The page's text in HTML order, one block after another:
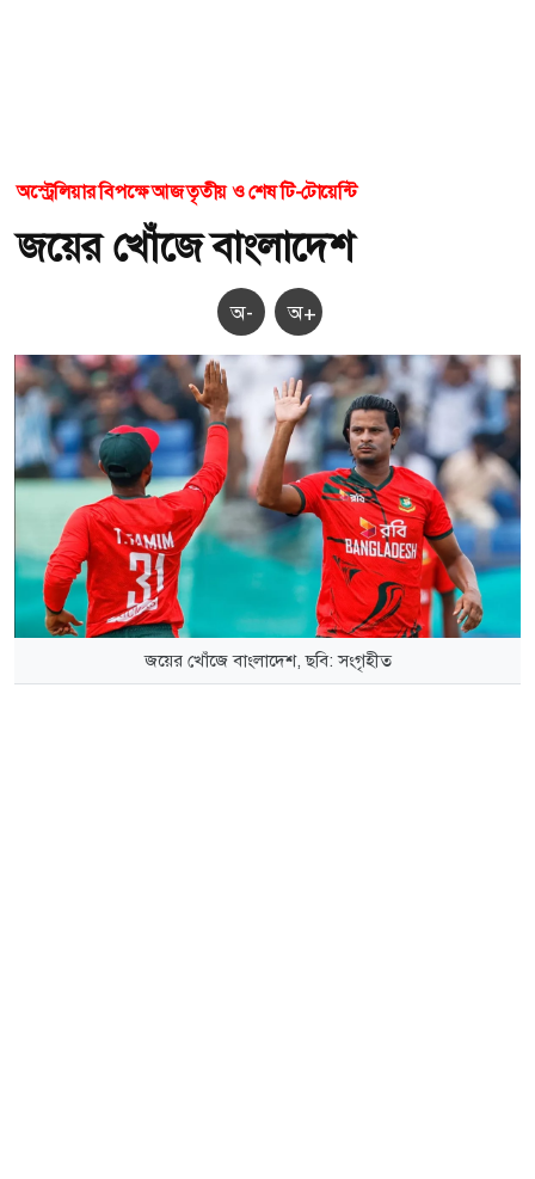
অস্ট্রেলিয়ার বিপক্ষে আজ তৃতীয় ও শেষ টি-টোয়েন্টি
জয়ের খোঁজে বাংলাদেশ
অ- অ+
জয়ের খোঁজে বাংলাদেশ, ছবি: সংগৃহীত